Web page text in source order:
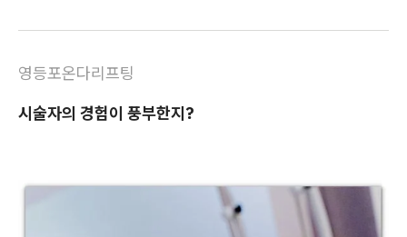
영등포온다리프팅
시술자의 경험이 풍부한지?